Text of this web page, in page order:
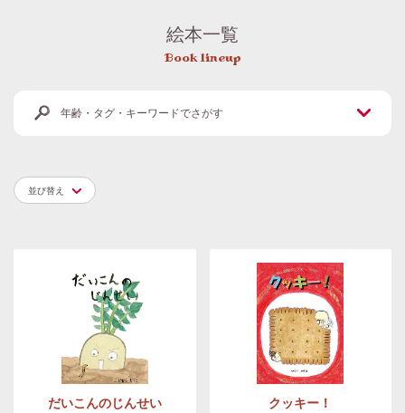
絵本一覧
Book lineup
年齢・タグ・キーワードでさがす
並び替え
だいこんのじんせい クッキー！